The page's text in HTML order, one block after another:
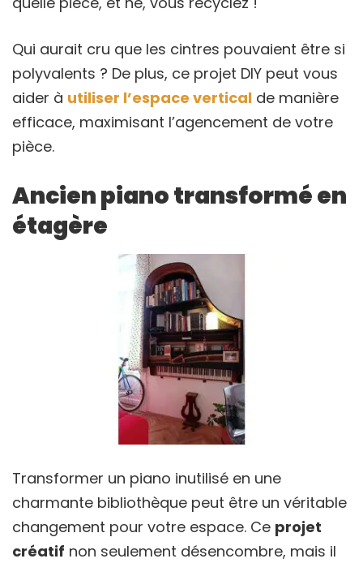
Qui aurait cru que les cintres pouvaient être si
polyvalents ? De plus, ce projet DIY peut vous
aider à utiliser l’espace vertical de manière
efficace, maximisant l’agencement de votre
pièce.
Ancien piano transformé en
étagère
Transformer un piano inutilisé en une
charmante bibliothèque peut être un véritable
changement pour votre espace. Ce projet
créatif non seulement désencombre, mais il